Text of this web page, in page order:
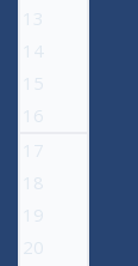
13
14
15
16
17
18
19
20